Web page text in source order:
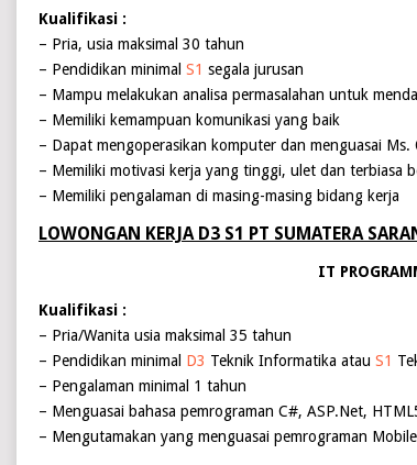
Kualifikasi :
– Pria, usia maksimal 30 tahun
– Pendidikan minimal S1 segala jurusan
– Mampu melakukan analisa permasalahan untuk
– Memiliki kemampuan komunikasi yang baik
– Dapat mengoperasikan komputer dan menguasai Ms.
– Memiliki motivasi kerja yang tinggi, ulet dan terbiasa
– Memiliki pengalaman di masing-masing bidang kerja
LOWONGAN KERJA D3 S1 PT SUMATERA
IT
Kualifikasi :
– Pria/Wanita usia maksimal 35 tahun
– Pendidikan minimal D3 Teknik Informatika atau S1
– Pengalaman minimal 1 tahun
– Menguasai bahasa pemrograman C#, ASP.Net,
– Mengutamakan yang menguasai pemrograman